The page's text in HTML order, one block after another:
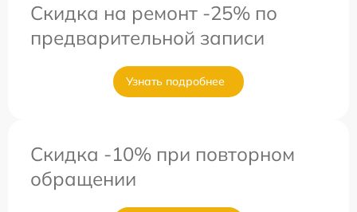
Скидка на ремонт -25% по
предварительной записи
Узнать подробнее
Скидка -10% при повторном
обращении